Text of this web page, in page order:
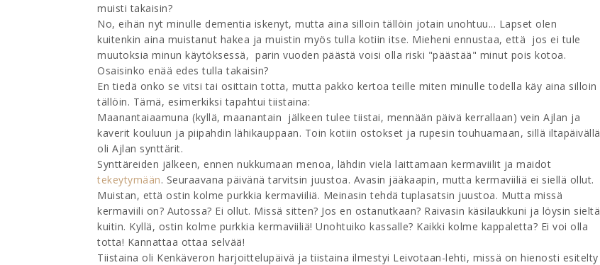
muisti takaisin?
No, eihän nyt minulle dementia iskenyt, mutta aina silloin tällöin jotain unohtuu... Lapset olen
kuitenkin aina muistanut hakea ja muistin myös tulla kotiin itse. Mieheni ennustaa, että jos ei tule
muutoksia minun käytöksessä, parin vuoden päästä voisi olla riski "päästää" minut pois kotoa.
Osaisinko enää edes tulla takaisin?
En tiedä onko se vitsi tai osittain totta, mutta pakko kertoa teille miten minulle todella käy aina silloin
tällöin. Tämä, esimerkiksi tapahtui tiistaina:
Maanantaiaamuna (kyllä, maanantain jälkeen tulee tiistai, mennään päivä kerrallaan) vein Ajlan ja
kaverit kouluun ja piipahdin lähikauppaan. Toin kotiin ostokset ja rupesin touhuamaan, sillä iltapäivällä
oli Ajlan synttärit.
Synttäreiden jälkeen, ennen nukkumaan menoa, lähdin vielä laittamaan kermaviilit ja maidot
tekeytymään. Seuraavana päivänä tarvitsin juustoa. Avasin jääkaapin, mutta kermaviiliä ei siellä ollut.
Muistan, että ostin kolme purkkia kermaviiliä. Meinasin tehdä tuplasatsin juustoa. Mutta missä
kermaviili on? Autossa? Ei ollut. Missä sitten? Jos en ostanutkaan? Raivasin käsilaukkuni ja löysin sieltä
kuitin. Kyllä, ostin kolme purkkia kermaviiliä! Unohtuiko kassalle? Kaikki kolme kappaletta? Ei voi olla
totta! Kannattaa ottaa selvää!
Tiistaina oli Kenkäveron harjoittelupäivä ja tiistaina ilmestyi Leivotaan-lehti, missä on hienosti esitelty